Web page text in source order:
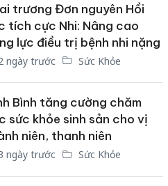
trương Đơn nguyên Hồi
tích cực Nhi: Nâng cao
lực điều trị bệnh nhi nặng
ngày trước Sức Khỏe
Bình tăng cường chăm
sức khỏe sinh sản cho vị
niên, thanh niên
ngày trước Sức Khỏe